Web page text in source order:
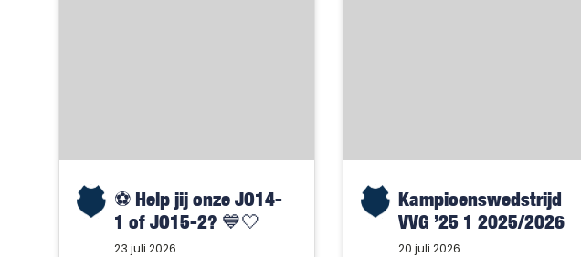
⚽️ Help jij onze JO14-
1 of JO15-2? 💙🤍
23 juli 2026
Kampioenswedstrijd
VVG ’25 1 2025/2026
20 juli 2026